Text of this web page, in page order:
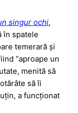
singur ochi,
în spatele
temerară și
“aproape un
menită să
să îi
a funcționat